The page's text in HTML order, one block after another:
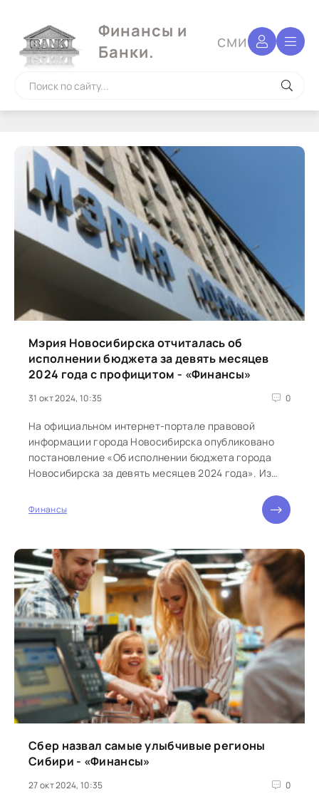
Финансы и
Банки.
сми
Мэрия Новосибирска отчиталась об
исполнении бюджета за девять месяцев
2024 года с профицитом - «Финансы»
31 окт 2024, 10:35 0
На официальном интернет-портале правовой
информации города Новосибирска опубликовано
постановление «Об исполнении бюджета города
Новосибирска за девять месяцев 2024 года». Из
Финансы
Сбер назвал самые улыбчивые регионы
Сибири - «Финансы»
27 окт 2024, 10:35 0